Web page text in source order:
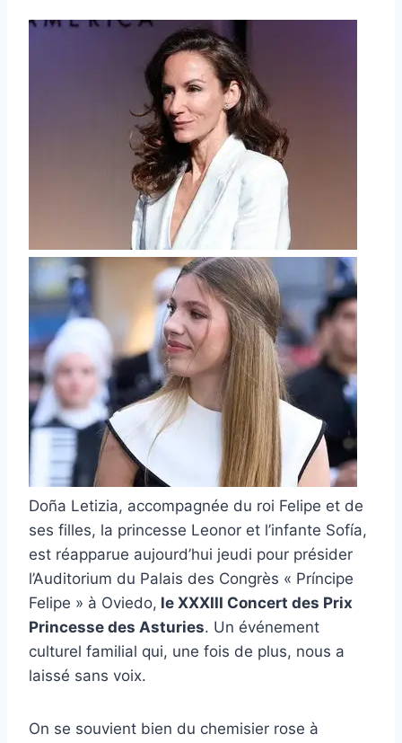
Doña Letizia, accompagnée du roi Felipe et de
ses filles, la princesse Leonor et l’infante Sofía,
est réapparue aujourd’hui jeudi pour présider
l’Auditorium du Palais des Congrès « Príncipe
Felipe » à Oviedo, le XXXIII Concert des Prix
Princesse des Asturies. Un événement
culturel familial qui, une fois de plus, nous a
laissé sans voix.
On se souvient bien du chemisier rose à